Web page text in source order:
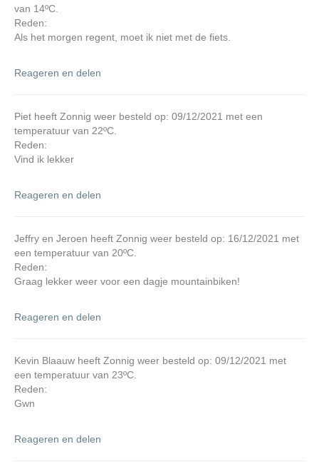
van 14ºC.
Reden:
Als het morgen regent, moet ik niet met de fiets.
Reageren en delen
Piet heeft Zonnig weer besteld op: 09/12/2021 met een
temperatuur van 22ºC.
Reden:
Vind ik lekker
Reageren en delen
Jeffry en Jeroen heeft Zonnig weer besteld op: 16/12/2021 met
een temperatuur van 20ºC.
Reden:
Graag lekker weer voor een dagje mountainbiken!
Reageren en delen
Kevin Blaauw heeft Zonnig weer besteld op: 09/12/2021 met
een temperatuur van 23ºC.
Reden:
Gwn
Reageren en delen